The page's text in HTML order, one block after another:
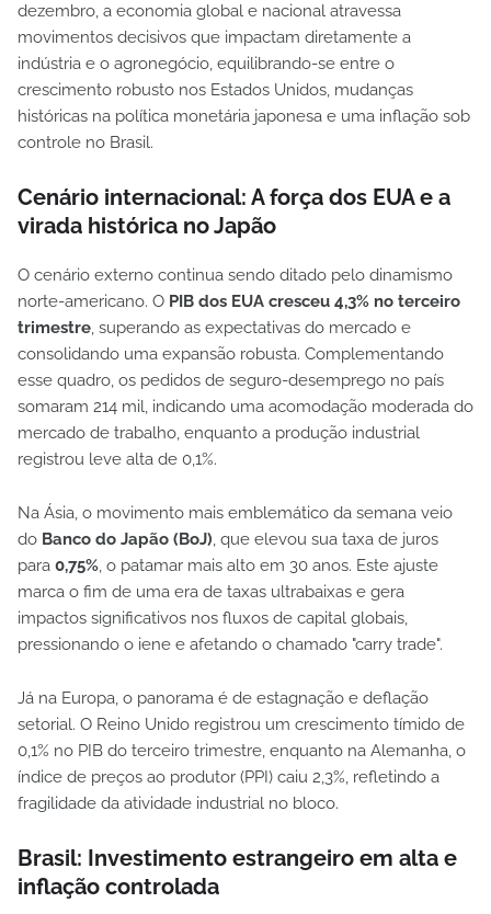
dezembro, a economia global e nacional atravessa
movimentos decisivos que impactam diretamente a
indústria e o agronegócio, equilibrando-se entre o
crescimento robusto nos Estados Unidos, mudanças
históricas na política monetária japonesa e uma inflação sob
controle no Brasil.
Cenário internacional: A força dos EUA e a
virada histórica no Japão
O cenário externo continua sendo ditado pelo dinamismo
norte-americano. O PIB dos EUA cresceu 4,3% no terceiro
trimestre, superando as expectativas do mercado e
consolidando uma expansão robusta. Complementando
esse quadro, os pedidos de seguro-desemprego no país
somaram 214 mil, indicando uma acomodação moderada do
mercado de trabalho, enquanto a produção industrial
registrou leve alta de 0,1%.
Na Ásia, o movimento mais emblemático da semana veio
do Banco do Japão (BoJ), que elevou sua taxa de juros
para 0,75%, o patamar mais alto em 30 anos. Este ajuste
marca o fim de uma era de taxas ultrabaixas e gera
impactos significativos nos fluxos de capital globais,
pressionando o iene e afetando o chamado "carry trade".
Já na Europa, o panorama é de estagnação e deflação
setorial. O Reino Unido registrou um crescimento tímido de
0,1% no PIB do terceiro trimestre, enquanto na Alemanha, o
índice de preços ao produtor (PPI) caiu 2,3%, refletindo a
fragilidade da atividade industrial no bloco.
Brasil: Investimento estrangeiro em alta e
inflação controlada